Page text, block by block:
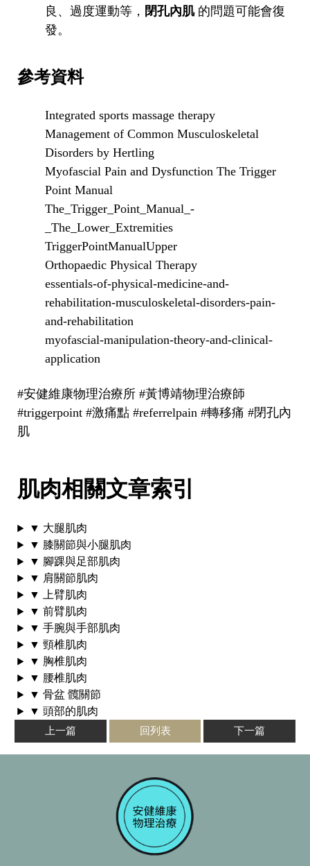
良、過度運動等， 閉孔內肌的問題可能會復
發。
參考資料
Integrated sports massage therapy
Management of Common Musculoskeletal
Disorders by Hertling
Myofascial Pain and Dysfunction The Trigger
Point Manual
The_Trigger_Point_Manual_-
_The_Lower_Extremities
TriggerPointManualUpper
Orthopaedic Physical Therapy
essentials-of-physical-medicine-and-
rehabilitation-musculoskeletal-disorders-pain-
and-rehabilitation
myofascial-manipulation-theory-and-clinical-
application
#安健維康物理治療所 #黃博靖物理治療師
#triggerpoint #激痛點 #referrelpain #轉移痛 #閉孔內
肌
肌肉相關文章索引
▼ 大腿肌肉
▼ 膝關節與小腿肌肉
▼ 腳踝與足部肌肉
▼ 肩關節肌肉
▼ 上臂肌肉
▼ 前臂肌肉
▼ 手腕與手部肌肉
▼ 頸椎肌肉
▼ 胸椎肌肉
▼ 腰椎肌肉
▼ 骨盆 髖關節
▼ 頭部的肌肉
上一篇 回列表 下一篇